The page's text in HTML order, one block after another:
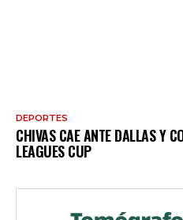
DEPORTES
CHIVAS CAE ANTE DALLAS Y
LEAGUES CUP